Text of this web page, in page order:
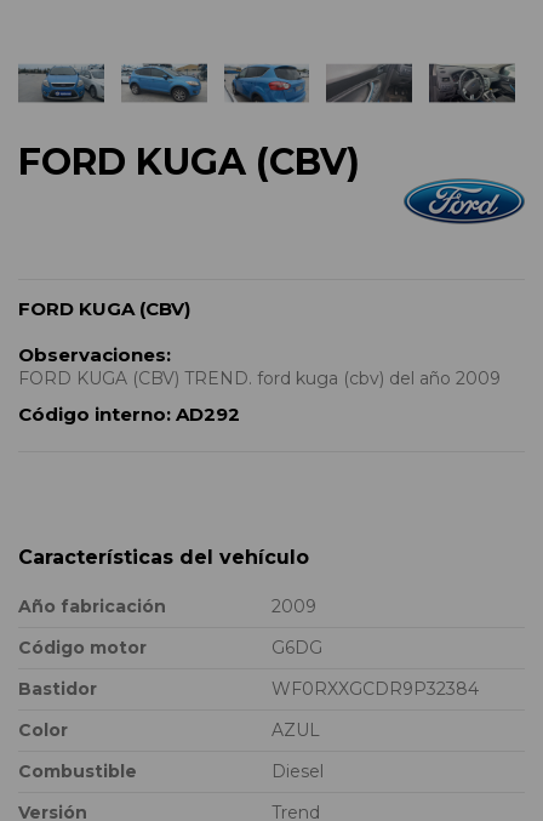
FORD KUGA (CBV)
FORD KUGA (CBV)
Observaciones:
FORD KUGA (CBV) TREND. ford kuga (cbv) del año 2009
Código interno: AD292
Características del vehículo
Año fabricación
2009
Código motor
G6DG
Bastidor
WF0RXXGCDR9P32384
Color
AZUL
Combustible
Diesel
Versión
Trend